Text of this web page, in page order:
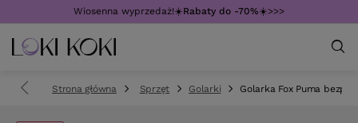
Wiosenna wyprzedaż!☀️Rabaty do -70%☀️>>>
Strona główna Sprzęt Golarki Golarka Fox Puma